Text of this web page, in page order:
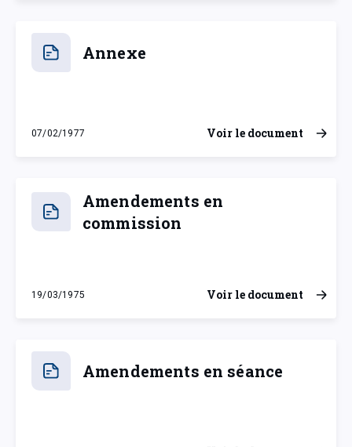
Annexe
07/02/1977
lundi 7 février 1977
Voir le document
Amendements en
commission
19/03/1975
mercredi 19 mars 1975
Voir le document
Amendements en séance